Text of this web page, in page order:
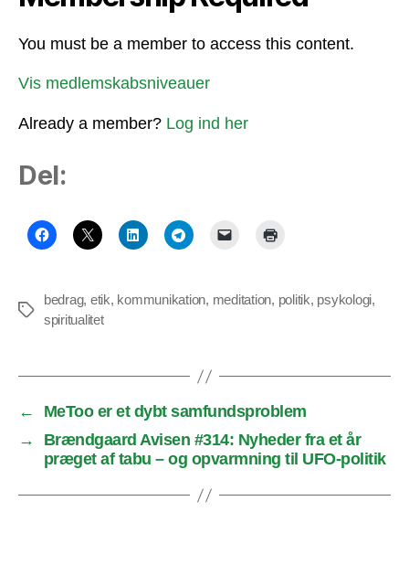
You must be a member to access this content.
Vis medlemskabsniveauer
Already a member? Log ind her
Del:
Tags
bedrag, etik, kommunikation, meditation, politik, psykologi,
spiritualitet
←
MeToo er et dybt samfundsproblem
→
Brændgaard Avisen #314: Nyheder fra et år
præget af tabu – og opvarmning til UFO-politik